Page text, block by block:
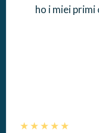
ho i miei primi
★★★★★